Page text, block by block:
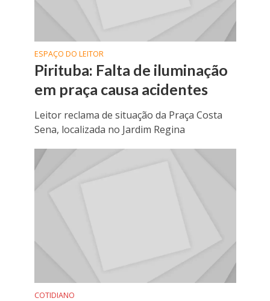
ESPAÇO DO LEITOR
Pirituba: Falta de iluminação
em praça causa acidentes
Leitor reclama de situação da Praça Costa
Sena, localizada no Jardim Regina
COTIDIANO